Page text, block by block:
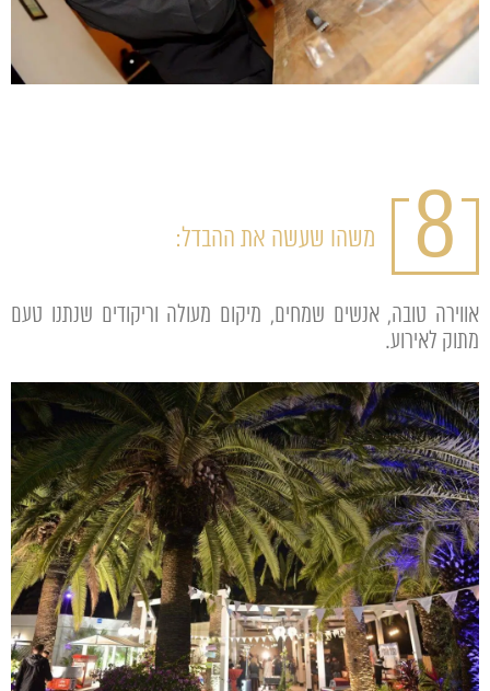
8 משהו שעשה את ההבדל:
אווירה טובה, אנשים שמחים, מיקום מעולה וריקודים שנתנו טעם
מתוק לאירוע.